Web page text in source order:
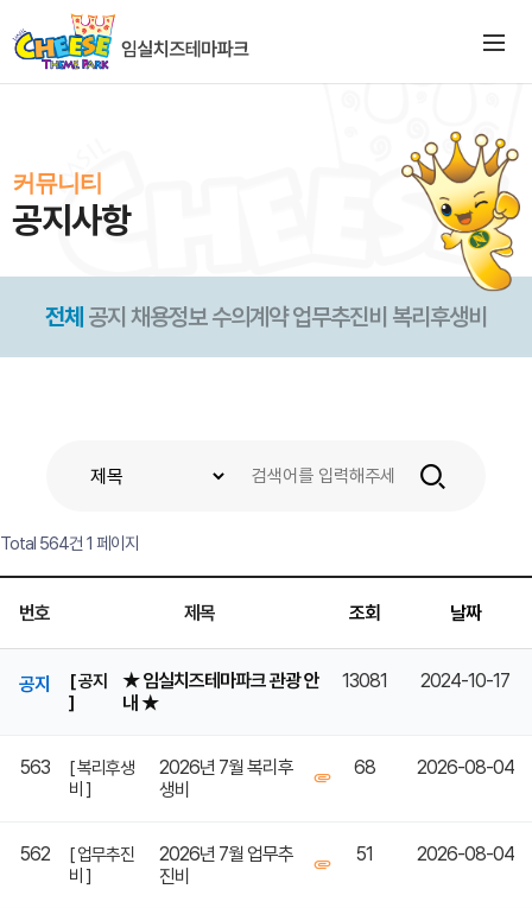
커뮤니티
공지사항
전체 공지 채용정보 수의계약 업무추진비 복리후생비
Total 564건 1 페이지
번호 제목 조회 날짜
공지
[ 공지
]
★ 임실치즈테마파크 관광 안
내 ★
13081 2024-10-17
563
[ 복리후생
비 ]
2026년 7월 복리후
생비
68 2026-08-04
562
[ 업무추진
비 ]
2026년 7월 업무추
진비
51 2026-08-04